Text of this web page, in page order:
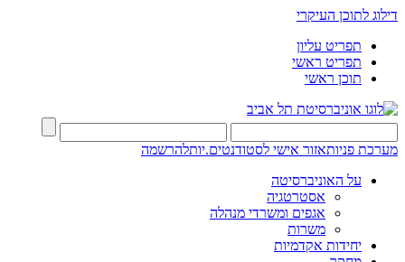
דילוג לתוכן העיקרי
תפריט עליון
תפריט ראשי
תוכן ראשי
מערכת פניותאזור אישי לסטודנטים.יותלהרשמה
על האוניברסיטה
אסטרטגיה
אגפים ומשרדי מנהלה
משרות
יחידות אקדמיות